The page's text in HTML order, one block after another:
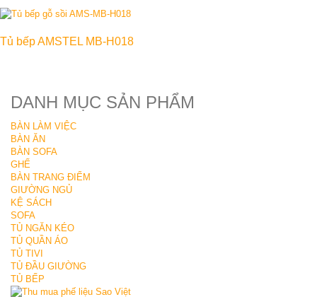
Tủ bếp AMSTEL MB-H018
DANH MỤC SẢN PHẨM
BÀN LÀM VIỆC
BÀN ĂN
BÀN SOFA
GHẾ
BÀN TRANG ĐIỂM
GIƯỜNG NGỦ
KỆ SÁCH
SOFA
TỦ NGĂN KÉO
TỦ QUẦN ÁO
TỦ TIVI
TỦ ĐẦU GIƯỜNG
TỦ BẾP